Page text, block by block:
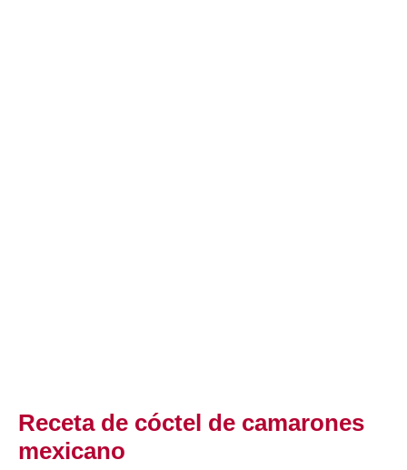
Receta de cóctel de camarones
mexicano